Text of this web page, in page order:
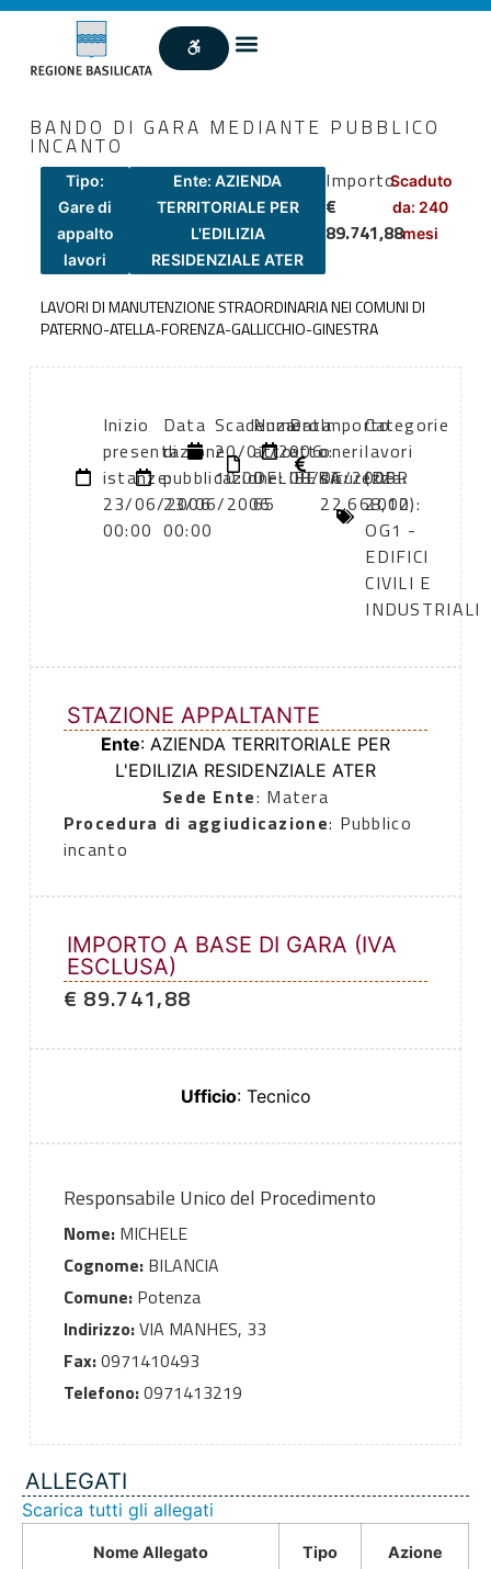
BANDO DI GARA MEDIANTE PUBBLICO
INCANTO
Tipo:
Gare di
appalto
lavori
Ente: AZIENDA
TERRITORIALE PER
L'EDILIZIA
RESIDENZIALE ATER
Importo
€
89.741,88
Scaduto
da: 240
mesi
LAVORI DI MANUTENZIONE STRAORDINARIA NEI COMUNI DI
PATERNO-ATELLA-FORENZA-GALLICCHIO-GINESTRA
Inizio
presentazione
istanze:
23/06/2006
00:00
Data
di
pubblicazione:
23/06/2006
00:00
Scadenza:
20/07/2006
10:00
Numero
atto:
DELIBERA
65
Data
atto:
08/06/2006
Importo
oneri
sicurezza:
22.668,12
Categorie
lavori
(DPR
2000):
OG1 -
EDIFICI
CIVILI E
INDUSTRIALI
STAZIONE APPALTANTE
Ente: AZIENDA TERRITORIALE PER
L'EDILIZIA RESIDENZIALE ATER
Sede Ente: Matera
Procedura di aggiudicazione: Pubblico
incanto
IMPORTO A BASE DI GARA (IVA
ESCLUSA)
€ 89.741,88
Ufficio: Tecnico
Responsabile Unico del Procedimento
Nome:MICHELE
Cognome:BILANCIA
Comune:Potenza
Indirizzo:VIA MANHES, 33
Fax:0971410493
Telefono:0971413219
ALLEGATI
Scarica tutti gli allegati
Nome Allegato Tipo Azione